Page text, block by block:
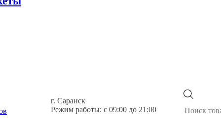
г. Саранск
Режим работы: с 09:00 до 21:00